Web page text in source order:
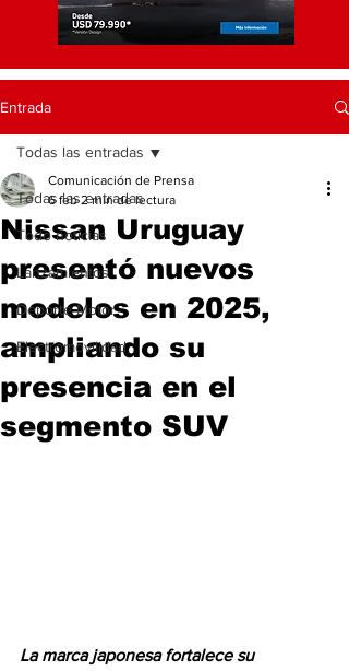
Entrada
Todas las entradas
Todo noticias
Lanzamientos
Deporte Motor
Electromovilidad
Todas las entradas
Nissan Uruguay
presentó nuevos
modelos en 2025,
ampliando su
presencia en el
segmento SUV
Comunicación de Prensa
6 feb 2 min de lectura
La marca japonesa fortalece su